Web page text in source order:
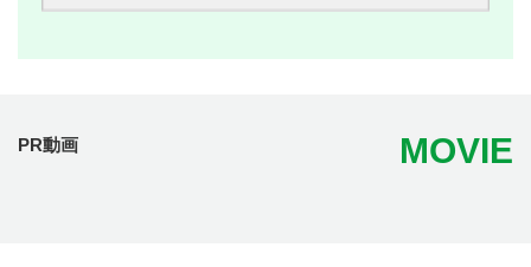
PR動画 MOVIE